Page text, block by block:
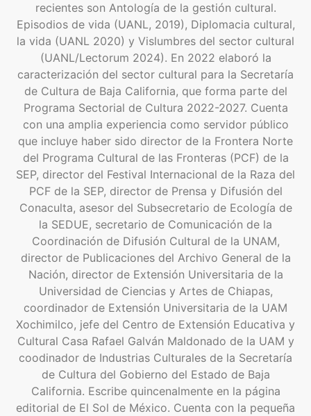
recientes son Antología de la gestión cultural.
Episodios de vida (UANL, 2019), Diplomacia cultural,
la vida (UANL 2020) y Vislumbres del sector cultural
(UANL/Lectorum 2024). En 2022 elaboró la
caracterización del sector cultural para la Secretaría
de Cultura de Baja California, que forma parte del
Programa Sectorial de Cultura 2022-2027. Cuenta
con una amplia experiencia como servidor público
que incluye haber sido director de la Frontera Norte
del Programa Cultural de las Fronteras (PCF) de la
SEP, director del Festival Internacional de la Raza del
PCF de la SEP, director de Prensa y Difusión del
Conaculta, asesor del Subsecretario de Ecología de
la SEDUE, secretario de Comunicación de la
Coordinación de Difusión Cultural de la UNAM,
director de Publicaciones del Archivo General de la
Nación, director de Extensión Universitaria de la
Universidad de Ciencias y Artes de Chiapas,
coordinador de Extensión Universitaria de la UAM
Xochimilco, jefe del Centro de Extensión Educativa y
Cultural Casa Rafael Galván Maldonado de la UAM y
coodinador de Industrias Culturales de la Secretaría
de Cultura del Gobierno del Estado de Baja
California. Escribe quincenalmente en la página
editorial de El Sol de México. Cuenta con la pequeña